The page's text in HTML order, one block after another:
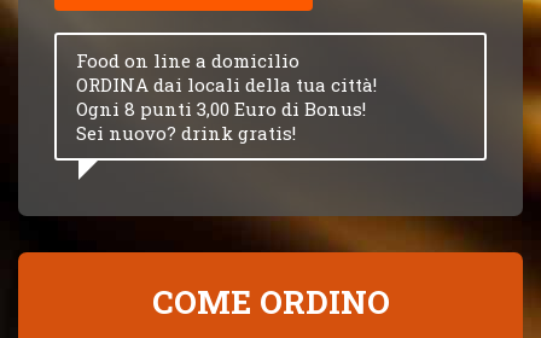
Food on line a domicilio
ORDINA dai locali della tua città!
Ogni 8 punti 3,00 Euro di Bonus!
Sei nuovo? drink gratis!
COME ORDINO